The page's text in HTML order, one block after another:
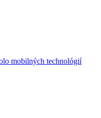
mobilných technológií